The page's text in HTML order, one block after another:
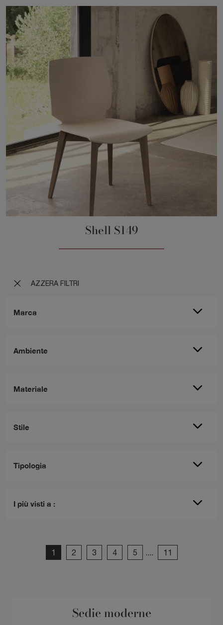
AZZERA FILTRI
Marca
Ambiente
Materiale
Stile
Tipologia
I più visti a :
Shell S149
1 2 3 4 5 .... 11
Sedie moderne